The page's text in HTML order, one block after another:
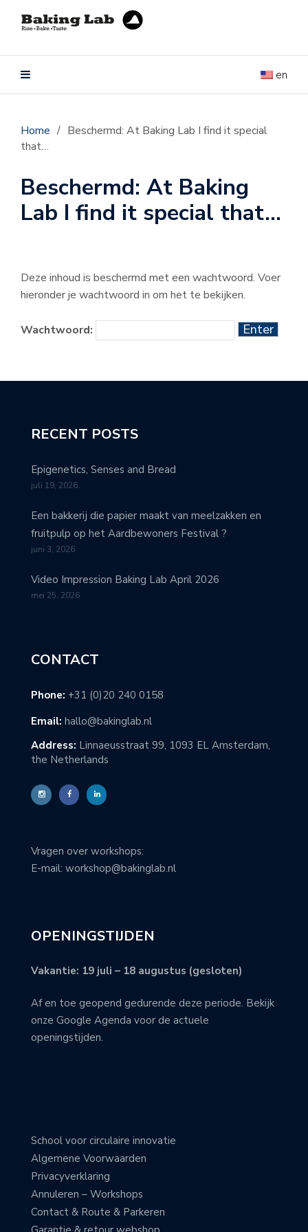
en
Home / Beschermd: At Baking Lab I find it special
that…
Beschermd: At Baking
Lab I find it special that…
Deze inhoud is beschermd met een wachtwoord. Voer
hieronder je wachtwoord in om het te bekijken.
Wachtwoord:
RECENT POSTS
Epigenetics, Senses and Bread
juli 19, 2026
Een bakkerij die papier maakt van meelzakken en
fruitpulp op het Aardbewoners Festival ?
juni 3, 2026
Video Impression Baking Lab April 2026
mei 25, 2026
CONTACT
Phone: +31 (0)20 240 0158
Email: hallo@bakinglab.nl
Address: Linnaeusstraat 99, 1093 EL Amsterdam,
the Netherlands
Vragen over workshops:
E-mail: workshop@bakinglab.nl
OPENINGSTIJDEN
Vakantie: 19 juli – 18 augustus (gesloten)
Af en toe geopend gedurende deze periode. Bekijk
onze Google Agenda voor de actuele
openingstijden.
School voor circulaire innovatie
Algemene Voorwaarden
Privacyverklaring
Annuleren – Workshops
Contact & Route & Parkeren